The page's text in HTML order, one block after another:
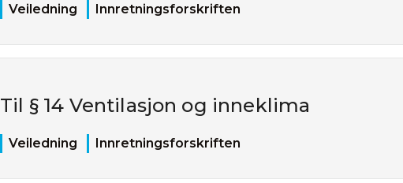
Veiledning Innretningsforskriften
Til § 14 Ventilasjon og inneklima
Veiledning Innretningsforskriften